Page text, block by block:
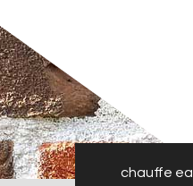
chauffe